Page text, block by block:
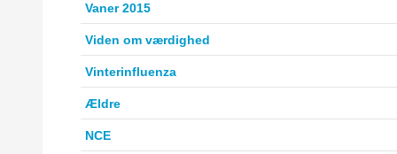
Vaner 2015
Viden om værdighed
Vinterinfluenza
Ældre
NCE